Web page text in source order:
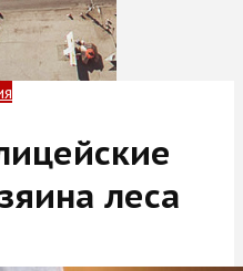
леса